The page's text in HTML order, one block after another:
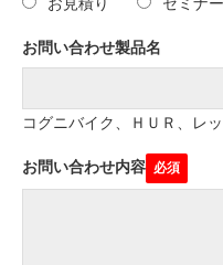
お問い合わせ製品名
コグニバイク、ＨＵＲ、レ
お問い合わせ内容